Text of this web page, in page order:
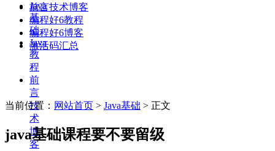
Java
基
础
Java
教
程
前
言
技
术
博
客
前言技术博客
编程好6教程
编程好6博客
激活码汇总
当前位置： 网站首页 > Java基础 > 正文
java基础课程要不要留级